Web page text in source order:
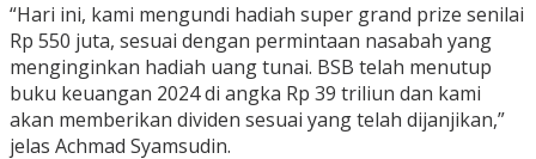
“Hari ini, kami mengundi hadiah super grand prize senilai
Rp 550 juta, sesuai dengan permintaan nasabah yang
menginginkan hadiah uang tunai. BSB telah menutup
buku keuangan 2024 di angka Rp 39 triliun dan kami
akan memberikan dividen sesuai yang telah dijanjikan,”
jelas Achmad Syamsudin.